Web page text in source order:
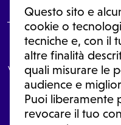
Questo sito e
cookie o
tecniche e, con il
altre finalità
quali misurare le
audience e
Puoi liberamente
revocare il tuo
Le informazioni proposte in
In nessun caso, queste
visita o una diagnosi
le informazioni disponibili
una diagnosi, la
sospensione di un
medicina